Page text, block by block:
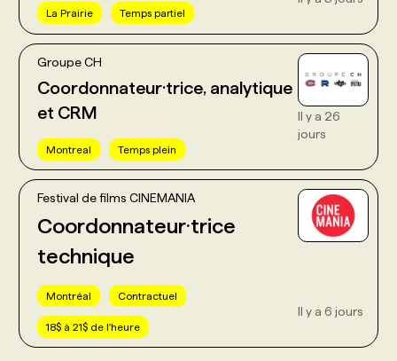
La Prairie Temps partiel
Groupe CH
Coordonnateur·trice, analytique
et CRM
Montreal Temps plein
Il y a 26
jours
Festival de films CINEMANIA
Coordonnateur·trice
technique
Montréal Contractuel
18$ à 21$ de l'heure
Il y a 6 jours